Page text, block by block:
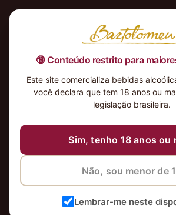
🔞 Conteúdo restrito para
Este site comercializa bebidas
você declara que tem 18 anos ou
legislação brasileira.
Sim, tenho 18 anos ou
Não, sou menor de
Lembrar-me neste